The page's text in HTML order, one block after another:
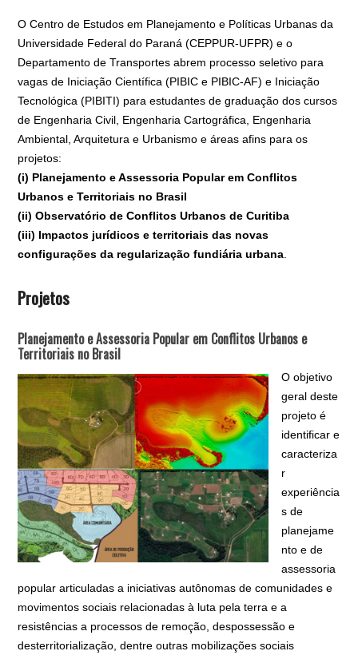
O Centro de Estudos em Planejamento e Políticas Urbanas da
Universidade Federal do Paraná (CEPPUR-UFPR) e o
Departamento de Transportes abrem processo seletivo para
vagas de Iniciação Científica (PIBIC e PIBIC-AF) e Iniciação
Tecnológica (PIBITI) para estudantes de graduação dos cursos
de Engenharia Civil, Engenharia Cartográfica, Engenharia
Ambiental, Arquitetura e Urbanismo e áreas afins para os
projetos:
(i) Planejamento e Assessoria Popular em Conflitos
Urbanos e Territoriais no Brasil
(ii) Observatório de Conflitos Urbanos de Curitiba
(iii) Impactos jurídicos e territoriais das novas
configurações da regularização fundiária urbana
Projetos
Planejamento e Assessoria Popular em Conflitos Urbanos e
Territoriais no Brasil
O objetivo
geral deste
projeto é
identificar e
caracteriza
r
experiência
s de
planejame
nto e de
assessoria
popular articuladas a iniciativas autônomas de comunidades e
movimentos sociais relacionadas à luta pela terra e a
resistências a processos de remoção, despossessão e
desterritorialização, dentre outras mobilizações sociais